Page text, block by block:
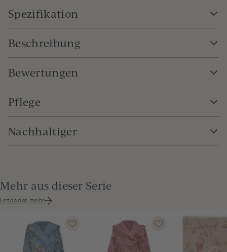
Spezifikation
Beschreibung
Bewertungen
Pflege
Nachhaltiger
Mehr aus dieser Serie
Entdecke mehr